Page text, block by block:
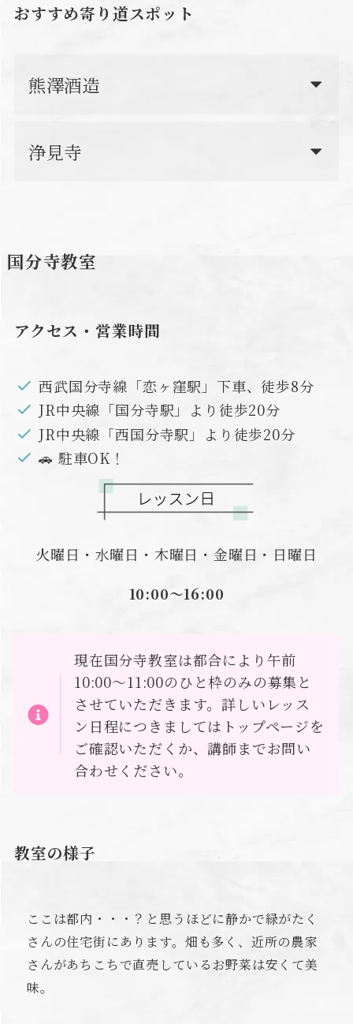
おすすめ寄り道スポット
熊澤酒造
浄見寺
国分寺教室
アクセス・営業時間
西武国分寺線「恋ヶ窪駅」下車、徒歩8分
JR中央線「国分寺駅」より徒歩20分
JR中央線「西国分寺駅」より徒歩20分
🚗 駐車OK！
火曜日・水曜日・木曜日・金曜日・日曜日
10:00〜16:00
現在国分寺教室は都合により午前
10:00〜11:00のひと枠のみの募集と
させていただきます。詳しいレッス
ン日程につきましてはトップページを
ご確認いただくか、講師までお問い
合わせください。
教室の様子
ここは都内・・・？と思うほどに静かで緑がたく
さんの住宅街にあります。畑も多く、近所の農家
さんがあちこちで直売しているお野菜は安くて美
味。